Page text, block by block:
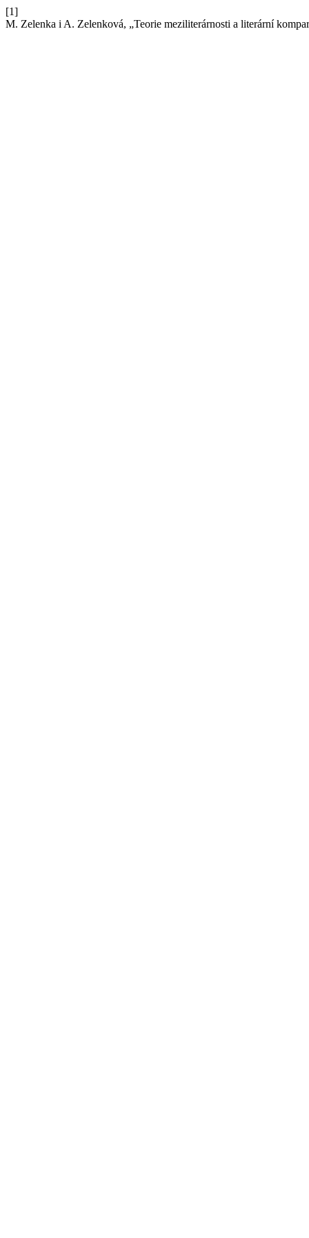
[1]
M. Zelenka i A. Zelenková, „Teorie meziliterárnosti a literární